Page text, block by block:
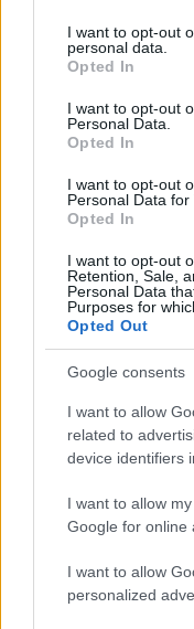
not limited to your
grant or deny
use your data for
consent section.
I want to opt-out
personal data.
Opted In
I want to opt-out
Personal Data.
Opted In
I want to opt-out
Personal Data for
Opted In
I want to opt-out
Retention, Sale,
Personal Data
Purposes for
Opted Out
Google consents
I want to allow
related to
device identifiers
I want to allow
Google for online
I want to allow
personalized
Άνεμος6 bfΒόρειος
Άνεμος5 bfΒόρειος
Αισθητή25° / 27°